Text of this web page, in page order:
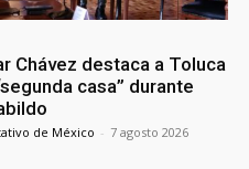
Chávez destaca a Toluca
casa” durante
de México - 7 agosto 2026